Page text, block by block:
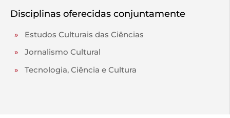
Disciplinas oferecidas conjuntamente
» Estudos Culturais das Ciências
» Jornalismo Cultural
» Tecnologia, Ciência e Cultura